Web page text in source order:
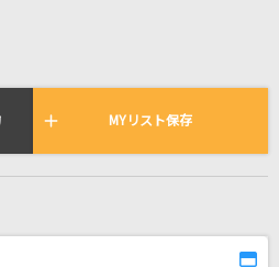
歌われている曲の一覧
MYリスト保存